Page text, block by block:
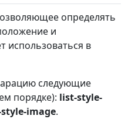
определять
и
использоваться в
следующие
порядке): list-style-
image.